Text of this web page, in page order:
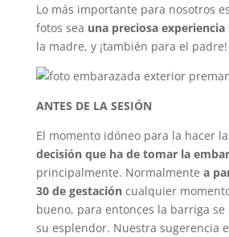
Lo más importante para nosotros
fotos sea una preciosa experiencia
la madre, y ¡también para el padre!
ANTES DE LA SESIÓN
El momento idóneo para la hacer
decisión que ha de tomar la
principalmente. Normalmente a
30 de gestacióncualquier
bueno, para entonces la barriga
su esplendor. Nuestra sugerencia